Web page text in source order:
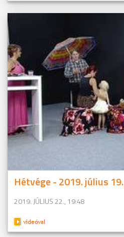
Hétvége - 2019. július 19.
2019. JÚLIUS 22., 19:48